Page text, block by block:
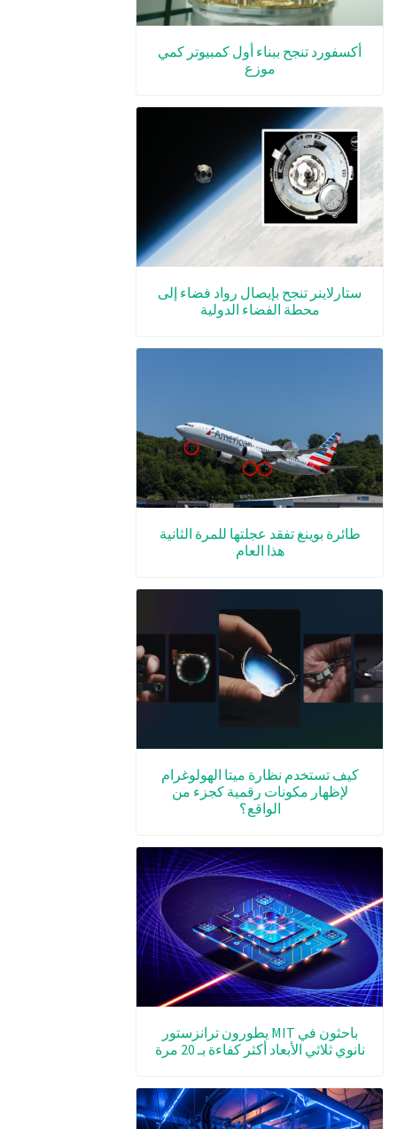
أكسفورد تنجح ببناء أول كمبيوتر كمي
موزع
ستارلاينر تنجح بإيصال رواد فضاء إلى
محطة الفضاء الدولية
طائرة بوينغ تفقد عجلتها للمرة الثانية
هذا العام
كيف تستخدم نظارة ميتا الهولوغرام
لإظهار مكونات رقمية كجزء من
الواقع؟
باحثون في MIT يطورون ترانزستور
نانوي ثلاثي الأبعاد أكثر كفاءة بـ 20 مرة